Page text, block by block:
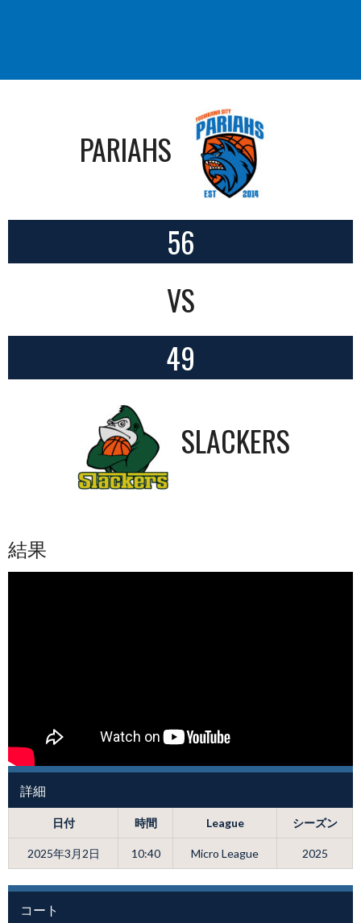
PARIAHS
56
VS
49
SLACKERS
結果
詳細
日付 時間 League シーズン
2025年3月2日 10:40 Micro League 2025
コート